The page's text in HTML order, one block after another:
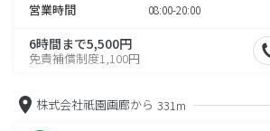
営業時間 08:00-20:00
6時間まで5,500円
免責補償制度1,100円
株式会社祇園画廊から 331m